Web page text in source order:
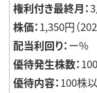
権利付き最終月：
株価：1,350円（
配当利回り：ー%
優待発生株数：
優待内容：100株